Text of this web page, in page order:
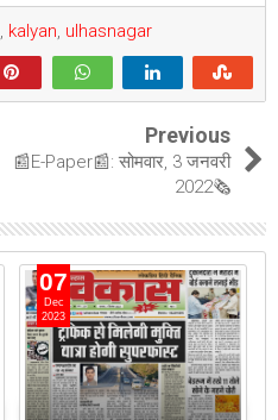
, kalyan, ulhasnagar
Previous
📰E-Paper📰: सोमवार, 3 जनवरी
2022🗞
07
Dec
2023